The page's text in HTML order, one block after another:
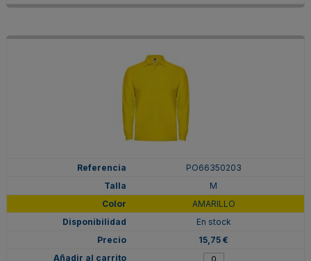
PO66350203
M
AMARILLO
En stock
15,75 €